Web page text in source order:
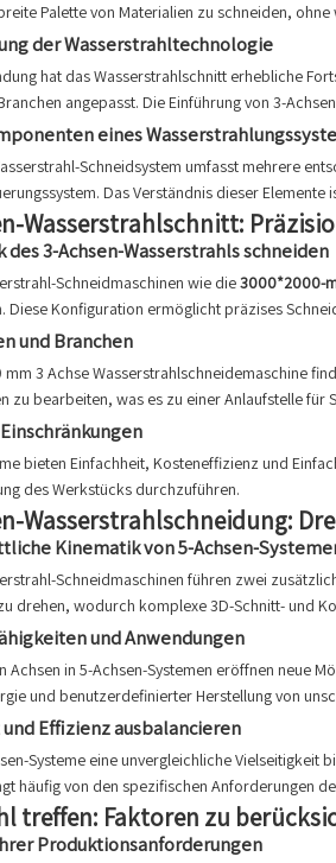
Palette von Materialien zu schneiden,
der Wasserstrahltechnologie
hat das Wasserstrahlschnitt erhebliche
angepasst. Die Einführung von 3-
eines
Schneidsystem umfasst mehrere
Das Verständnis dieser
Wasserstrahlschnitt:
des 3-Achsen-Wasserstrahls schneiden
Schneidmaschinen wie die3000*2000-
Diese Konfiguration ermöglicht präzises
und Branchen
3 Achse Wasserstrahlschneidemaschine
zu bearbeiten, was es zu einer Anlaufstelle
bieten Einfachheit, Kosteneffizienz und
des Werkstücks durchzuführen.
Wasserstrahlschneidung:
Kinematik von 5-Achsen-
Schneidmaschinen führen zwei
drehen, wodurch komplexe 3D-Schnitt- und
und Anwendungen
Achsen in 5-Achsen-Systemen eröffnen neue
und benutzerdefinierter Herstellung von
Effizienz ausbalancieren
Systeme eine unvergleichliche
häufig von den spezifischen Anforderungen
treffen: Faktoren zu
Produktionsanforderungen